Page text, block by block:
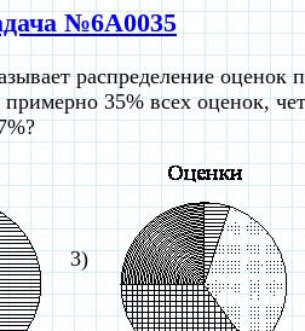
№6A0035
распределение оценок
примерно 35% всех оценок,
3)